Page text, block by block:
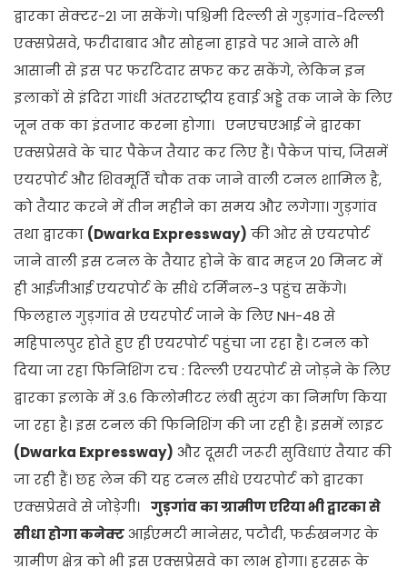
द्वारका सेक्टर-21 जा सकेंगे। पश्चिमी दिल्ली से गुड़गांव-दिल्ली
एक्सप्रेसवे, फरीदाबाद और सोहना हाइवे पर आने वाले भी
आसानी से इस पर फर्राटेदार सफर कर सकेंगे, लेकिन इन
इलाकों से इंदिरा गांधी अंतरराष्ट्रीय हवाई अड्डे तक जाने के लिए
जून तक का इंतजार करना होगा। एनएचएआई ने द्वारका
एक्सप्रेसवे के चार पैकेज तैयार कर लिए हैं। पैकेज पांच, जिसमें
एयरपोर्ट और शिवमूर्ति चौक तक जाने वाली टनल शामिल है,
को तैयार करने में तीन महीने का समय और लगेगा। गुड़गांव
तथा द्वारका (Dwarka Expressway) की ओर से एयरपोर्ट
जाने वाली इस टनल के तैयार होने के बाद महज 20 मिनट में
ही आईजीआई एयरपोर्ट के सीधे टर्मिनल-3 पहुंच सकेंगे।
फिलहाल गुड़गांव से एयरपोर्ट जाने के लिए NH-48 से
महिपालपुर होते हुए ही एयरपोर्ट पहुंचा जा रहा है। टनल को
दिया जा रहा फिनिशिंग टच : दिल्ली एयरपोर्ट से जोड़ने के लिए
द्वारका इलाके में 3.6 किलोमीटर लंबी सुरंग का निर्माण किया
जा रहा है। इस टनल की फिनिशिंग की जा रही है। इसमें लाइट
(Dwarka Expressway) और दूसरी जरूरी सुविधाएं तैयार की
जा रही हैं। छह लेन की यह टनल सीधे एयरपोर्ट को द्वारका
एक्सप्रेसवे से जोड़ेगी। गुड़गांव का ग्रामीण एरिया भी द्वारका से
सीधा होगा कनेक्टआईएमटी मानेसर, पटौदी, फर्रुखनगर के
ग्रामीण क्षेत्र को भी इस एक्सप्रेसवे का लाभ होगा। हरसरू के